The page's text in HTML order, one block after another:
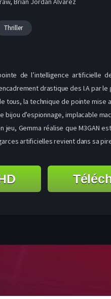
Thriller
de l’intelligence artificielle
drastique des I.A par
la technique de pointe
d’espionnage, implacable
jeu, Gemma réalise que
artificielles revient dans sa